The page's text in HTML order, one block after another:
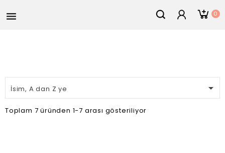
 0
İsim, A dan Z ye 
Toplam 7 üründen 1-7 arası gösteriliyor